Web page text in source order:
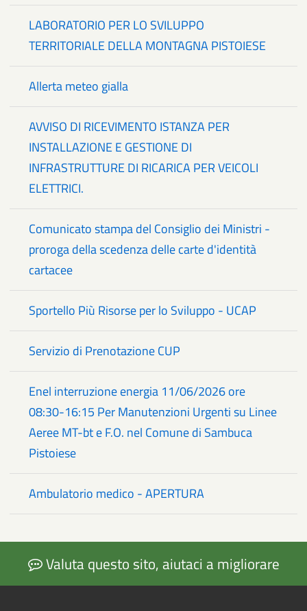
LABORATORIO PER LO SVILUPPO
TERRITORIALE DELLA MONTAGNA PISTOIESE
Allerta meteo gialla
AVVISO DI RICEVIMENTO ISTANZA PER
INSTALLAZIONE E GESTIONE DI
INFRASTRUTTURE DI RICARICA PER VEICOLI
ELETTRICI.
Comunicato stampa del Consiglio dei Ministri -
proroga della scedenza delle carte d'identità
cartacee
Sportello Più Risorse per lo Sviluppo - UCAP
Servizio di Prenotazione CUP
Enel interruzione energia 11/06/2026 ore
08:30-16:15 Per Manutenzioni Urgenti su Linee
Aeree MT-bt e F.O. nel Comune di Sambuca
Pistoiese
Ambulatorio medico - APERTURA
Valuta questo sito, aiutaci a migliorare